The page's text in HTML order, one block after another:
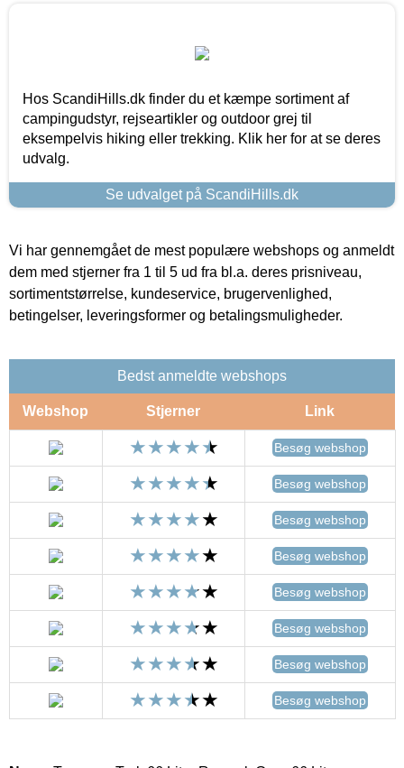
Hos ScandiHills.dk finder du et kæmpe sortiment af
campingudstyr, rejseartikler og outdoor grej til
eksempelvis hiking eller trekking. Klik her for at se deres
udvalg.
Se udvalget på ScandiHills.dk
Vi har gennemgået de mest populære webshops og anmeldt
dem med stjerner fra 1 til 5 ud fra bl.a. deres prisniveau,
sortimentstørrelse, kundeservice, brugervenlighed,
betingelser, leveringsformer og betalingsmuligheder.
Bedst anmeldte webshops
Webshop Stjerner Link
Besøg webshop
Besøg webshop
Besøg webshop
Besøg webshop
Besøg webshop
Besøg webshop
Besøg webshop
Besøg webshop